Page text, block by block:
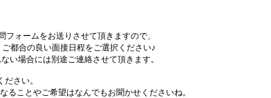
フォームをお送りさせて頂きますので、
合の良い面接日程をご選択ください♪
い場合には別途ご連絡させて頂きます。
さい。
ことやご希望はなんでもお聞かせくださいね。